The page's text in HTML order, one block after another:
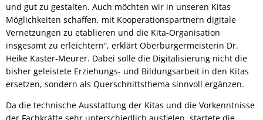
und gut zu gestalten. Auch möchten wir in unseren Kitas
Möglichkeiten schaffen, mit Kooperationspartnern digitale
Vernetzungen zu etablieren und die Kita-Organisation
insgesamt zu erleichtern“, erklärt Oberbürgermeisterin Dr.
Heike Kaster-Meurer. Dabei solle die Digitalisierung nicht die
bisher geleistete Erziehungs- und Bildungsarbeit in den Kitas
ersetzen, sondern als Querschnittsthema sinnvoll ergänzen.
Da die technische Ausstattung der Kitas und die Vorkenntnisse
der Fachkräfte sehr unterschiedlich ausfielen, startete die